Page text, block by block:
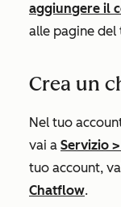
aggiungere il
alle pagine del
Crea un
Nel tuo
vai a Servizio >
tuo account,
Chatflow.